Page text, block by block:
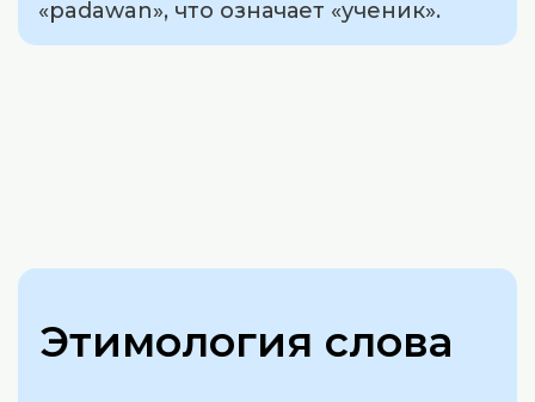
«padawan», что означает «ученик».
Этимология слова